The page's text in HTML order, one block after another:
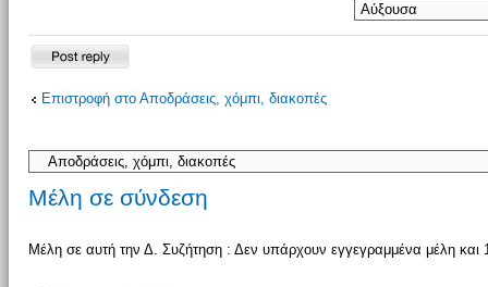
Δημιουργία
απάντησης
Επιστροφή στο Αποδράσεις, χόμπι, διακοπές
Μέλη σε σύνδεση
Μέλη σε αυτή την Δ. Συζήτηση : Δεν υπάρχουν εγγεγραμμένα μέλη και